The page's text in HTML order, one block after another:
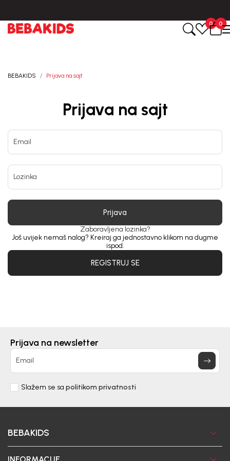
0 0
BEBAKIDS Prijava na sajt
Prijava na sajt
Email
Lozinka
Prijava
Zaboravljena lozinka?
Još uvijek nemaš nalog? Kreiraj ga jednostavno klikom na dugme
ispod.
REGISTRUJ SE
Prijava na newsletter
Email
Slažem se sa politikom privatnosti
BEBAKIDS